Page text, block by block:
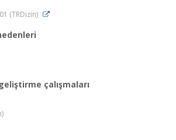
(TRDizin)
çalışmaları